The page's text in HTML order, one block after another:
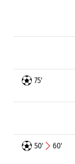
75'
50' 60'